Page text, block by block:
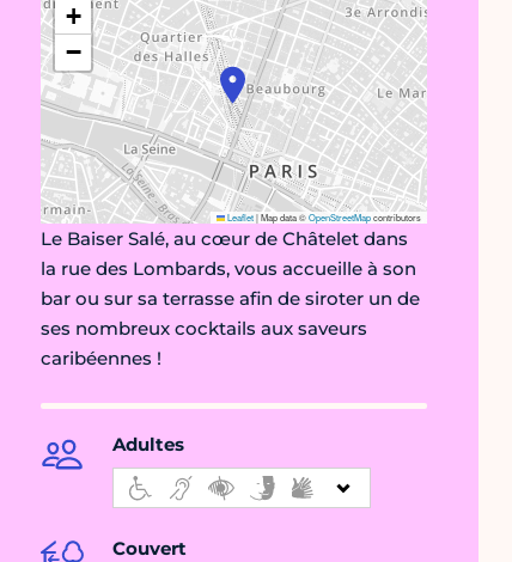
+
−
Leaflet|Map data ©OpenStreetMapcontributors
Le Baiser Salé, au cœur de Châtelet dans
la rue des Lombards, vous accueille à son
bar ou sur sa terrasse afin de siroter un de
ses nombreux cocktails aux saveurs
caribéennes !
Adultes
Couvert